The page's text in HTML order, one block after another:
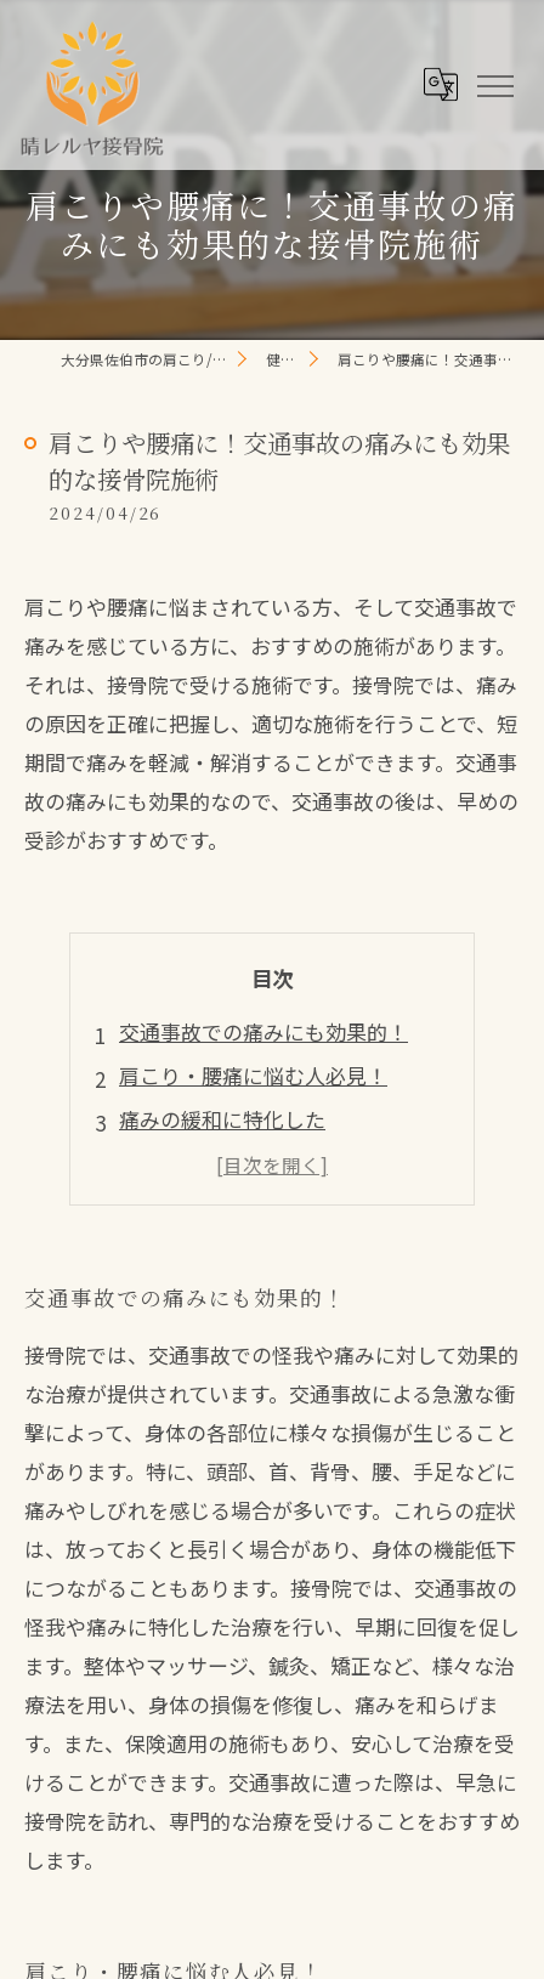
肩こりや腰痛に！交通事故の痛
みにも効果的な接骨院施術
大分県佐伯市の肩こり/頭痛/腰痛 なら晴レルヤ整体院 健康コラム 肩こりや腰痛に！交通事故の痛みにも効果的な接骨院施術
肩こりや腰痛に！交通事故の痛みにも効果
的な接骨院施術
2024/04/26
肩こりや腰痛に悩まされている方、そして交通事故で
痛みを感じている方に、おすすめの施術があります。
それは、接骨院で受ける施術です。接骨院では、痛み
の原因を正確に把握し、適切な施術を行うことで、短
期間で痛みを軽減・解消することができます。交通事
故の痛みにも効果的なので、交通事故の後は、早めの
受診がおすすめです。
目次
交通事故での痛みにも効果的！
肩こり・腰痛に悩む人必見！
痛みの緩和に特化した
交通事故の後遺症も根本から改善！
痛みの正体にアプローチして
交通事故での痛みにも効果的！
接骨院では、交通事故での怪我や痛みに対して効果的
な治療が提供されています。交通事故による急激な衝
撃によって、身体の各部位に様々な損傷が生じること
があります。特に、頭部、首、背骨、腰、手足などに
痛みやしびれを感じる場合が多いです。これらの症状
は、放っておくと長引く場合があり、身体の機能低下
につながることもあります。接骨院では、交通事故の
怪我や痛みに特化した治療を行い、早期に回復を促し
ます。整体やマッサージ、鍼灸、矯正など、様々な治
療法を用い、身体の損傷を修復し、痛みを和らげま
す。また、保険適用の施術もあり、安心して治療を受
けることができます。交通事故に遭った際は、早急に
接骨院を訪れ、専門的な治療を受けることをおすすめ
します。
肩こり・腰痛に悩む人必見！